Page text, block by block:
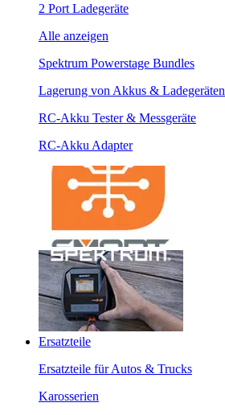
2 Port Ladegeräte
Alle anzeigen
Spektrum Powerstage Bundles
Lagerung von Akkus & Ladegeräten
RC-Akku Tester & Messgeräte
RC-Akku Adapter
Ersatzteile
Ersatzteile für Autos & Trucks
Karosserien